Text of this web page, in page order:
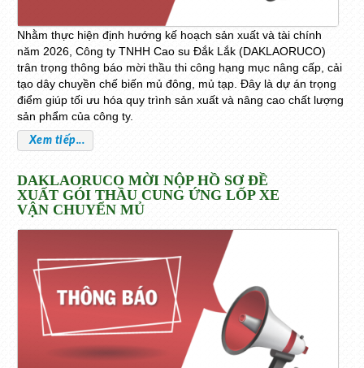
Nhằm thực hiện định hướng kế hoạch sản xuất và tài chính
năm 2026, Công ty TNHH Cao su Đắk Lắk (DAKLAORUCO)
trân trọng thông báo mời thầu thi công hạng mục nâng cấp, cải
tạo dây chuyền chế biến mủ đông, mủ tạp Đây là dự án trọng
điểm giúp tối ưu hóa quy trình sản xuất và nâng cao chất lượng
sản phẩm của công ty.
Xem tiếp...
DAKLAORUCO MỜI NỘP HỒ SƠ ĐỀ
XUẤT GÓI THẦU CUNG ỨNG LỐP XE
VẬN CHUYỂN MỦ